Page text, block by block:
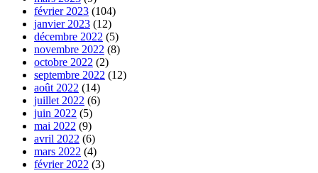
février 2023 (104)
janvier 2023 (12)
décembre 2022 (5)
novembre 2022 (8)
octobre 2022 (2)
septembre 2022 (12)
août 2022 (14)
juillet 2022 (6)
juin 2022 (5)
mai 2022 (9)
avril 2022 (6)
mars 2022 (4)
février 2022 (3)